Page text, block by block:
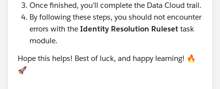
Once finished, you’ll complete the Data Cloud trail.
By following these steps, you should not encounter
errors with the Identity Resolution Ruleset task
module.
Hope this helps! Best of luck, and happy learning! 🔥
🚀